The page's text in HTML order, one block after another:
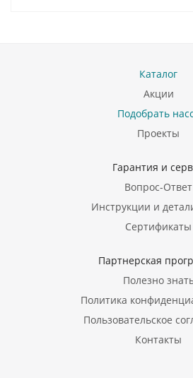
Каталог
Акции
Подобрать
Проекты
Гарантия и
Вопрос-Ответ
Инструкции и
Сертификаты
Партнерская
Полезно
Политика
Пользовательское
Контакты